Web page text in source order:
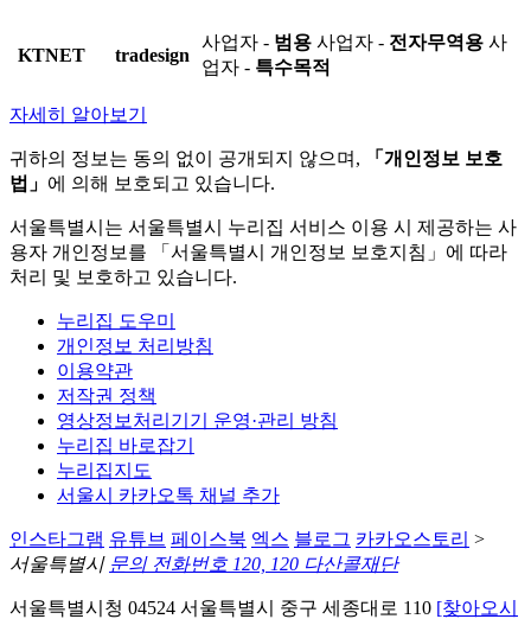
KTNET tradesign
사업자 - 범용 사업자 - 전자무역용 사
업자 - 특수목적
자세히 알아보기
귀하의 정보는 동의 없이 공개되지 않으며,
「개인정보 보호
법」 에 의해 보호되고 있습니다.
서울특별시는 서울특별시 누리집 서비스 이용 시 제공하는 사
용자 개인정보를 「서울특별시 개인정보 보호지침」에 따라
처리 및 보호하고 있습니다.
누리집 도우미
개인정보 처리방침
이용약관
저작권 정책
영상정보처리기기 운영·관리 방침
누리집 바로잡기
누리집지도
서울시 카카오톡 채널 추가
인스타그램 유튜브 페이스북 엑스 블로그 카카오스토리 >
서울특별시 문의 전화번호 120, 120 다산콜재단
서울특별시청 04524 서울특별시 중구 세종대로 110 [찾아오시